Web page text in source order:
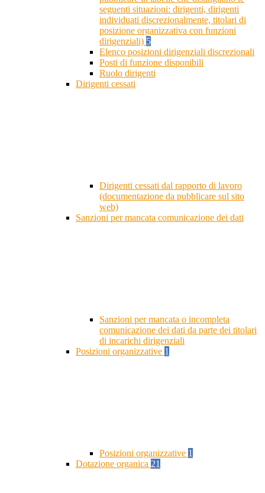
seguenti situazioni: dirigenti, dirigenti
individuati discrezionalmente, titolari di
posizione organizzativa con funzioni
dirigenziali) 5
Elenco posizioni dirigenziali discrezionali
Posti di funzione disponibili
Ruolo dirigenti
Dirigenti cessati
Dirigenti cessati dal rapporto di lavoro
(documentazione da pubblicare sul sito
web)
Sanzioni per mancata comunicazione dei dati
Sanzioni per mancata o incompleta
comunicazione dei dati da parte dei titolari
di incarichi dirigenziali
Posizioni organizzative 1
Posizioni organizzative 1
Dotazione organica 21